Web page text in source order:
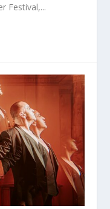
Festival,...